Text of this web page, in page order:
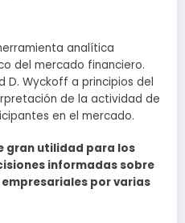
analítica
del mercado financiero.
D. Wyckoff a principios del
de la actividad de
en el mercado.
gran utilidad para los
informadas sobre
por varias